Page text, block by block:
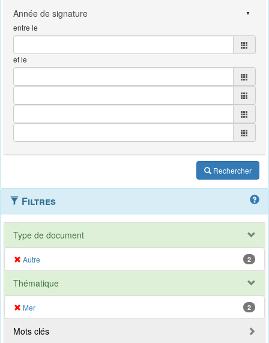
entre le
et le
Rechercher
Filtres
Type de document
Autre 2
Thématique
Mer 2
Mots clés